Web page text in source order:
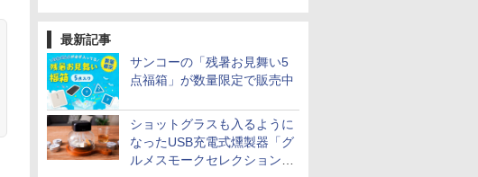
最新記事
サンコーの「残暑お見舞い5
点福箱」が数量限定で販売中
ショットグラスも入るように
なったUSB充電式燻製器「グ
ルメスモークセレクション